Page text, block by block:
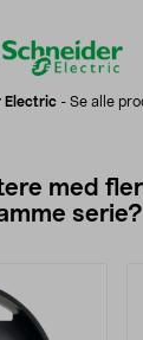
Electric - Se alle
med
serie?